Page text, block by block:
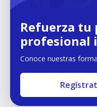
Refuerza tu
profesional
Conoce nuestras